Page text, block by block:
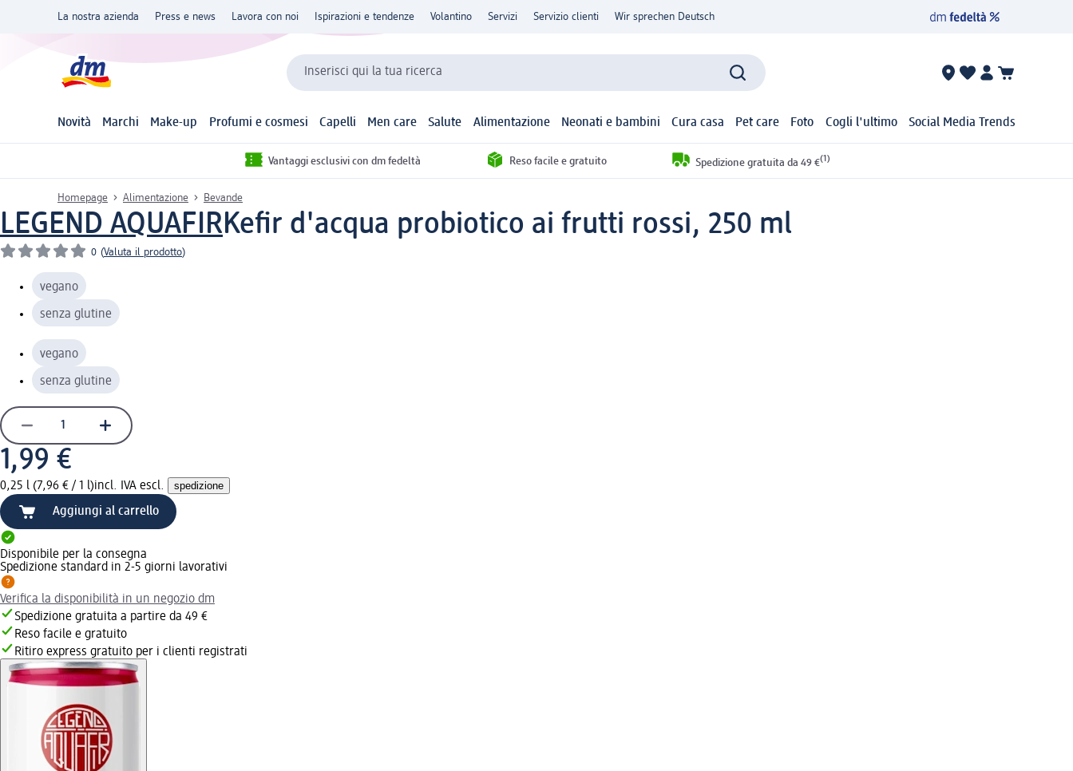
La nostra azienda Press e news Lavora con noi Ispirazioni e tendenze Volantino Servizi Servizio clienti Wir sprechen Deutsch
Inserisci qui la tua ricerca
Novità Marchi Make-up Profumi e cosmesi Capelli Men care Salute Alimentazione Neonati e bambini Cura casa Pet care Foto Cogli l'ultimo Social Media Trends
Vantaggi esclusivi con dm fedeltà Reso facile e gratuito Spedizione gratuita da 49 €(1)
Homepage Alimentazione Bevande
LEGEND AQUAFIRKefir d'acqua probiotico ai frutti rossi, 250 ml
0 (Valuta il prodotto)
vegano
senza glutine
vegano
senza glutine
1,99 €
0,25 l (7,96 € / 1 l)incl. IVA escl. spedizione
Aggiungi al carrello
Disponibile per la consegna
Spedizione standard in 2-5 giorni lavorativi
Verifica la disponibilità in un negozio dm
Spedizione gratuita a partire da 49 €
Reso facile e gratuito
Ritiro express gratuito per i clienti registrati